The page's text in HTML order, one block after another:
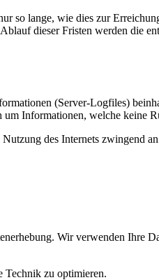
so lange, wie dies zur
dieser Fristen werden die
(Server-Logfiles)
Informationen, welche keine
des Internets zwingend
Wir verwenden Ihre
Technik zu optimieren.